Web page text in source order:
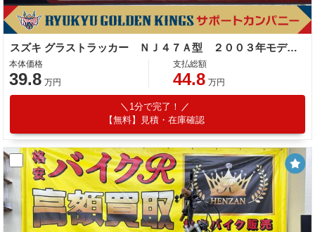
スズキ グラストラッカー ＮＪ４７Ａ型 ２００３年モデル 社外Ｆフェンダー・テールランプ カスタム多数
本体価格
39.8 万円
支払総額
44.8 万円
1分で完了！
【無料】見積・在庫確認